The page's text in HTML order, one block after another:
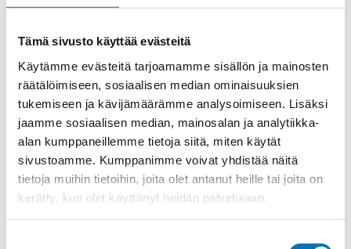
Tämä sivusto käyttää evästeitä
Käytämme evästeitä tarjoamamme sisällön ja mainosten
räätälöimiseen, sosiaalisen median ominaisuuksien
tukemiseen ja kävijämäärämme analysoimiseen. Lisäksi
jaamme sosiaalisen median, mainosalan ja analytiikka-
alan kumppaneillemme tietoja siitä, miten käytät
sivustoamme. Kumppanimme voivat yhdistää näitä
tietoja muihin tietoihin, joita olet antanut heille tai joita on
kerätty, kun olet käyttänyt heidän palvelujaan.
Osasto ILME -moninapaliittimet,Kotelon yläosa,Kotelot
Toimitusaika: 1-7 päivää
Toimituskulut 35kg:n asti 25€.
Yli 35kg:n toimituskulut toteutuneiden kulujen mukaan.
Valmistaja
ILME S.p.A
Koko
size "66.16"
Materiaali
Metalli
Käyttölämpötila
'-40 °C...+125 °C